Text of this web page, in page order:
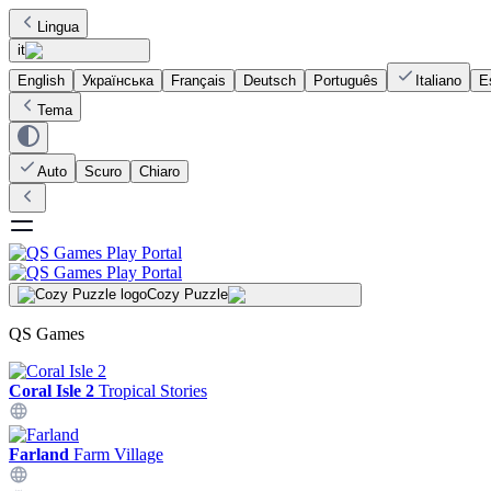
Lingua
it
English
Українська Français Deutsch Português Italiano
Tema
Auto Scuro Chiaro
Cozy Puzzle
QS Games
Coral Isle 2 Tropical Stories
Farland Farm Village